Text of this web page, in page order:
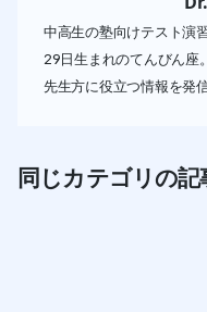
中高生の塾向けテスト演
29日生まれのてんびん座
先生方に役立つ情報を発
同じカテゴリの記